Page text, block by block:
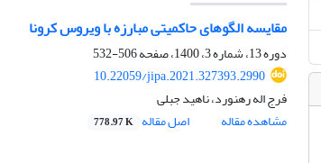
مقایسه الگوهای حاکمیتی مبارزه با ویروس کرونا
دوره 13، شماره 3، 1400، صفحه
506-532
10.22059/jipa.2021.327393.2990
فرج اله رهنورد، ناهید جبلی
مشاهده مقاله
اصل مقاله 778.97 K